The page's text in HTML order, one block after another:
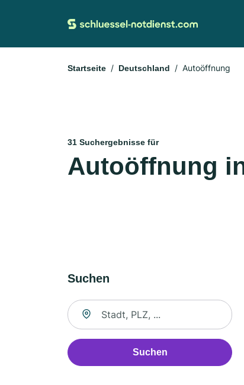
Startseite Deutschland Autoöffnung
31 Suchergebnisse für
Autoöffnung
Suchen
Suche nach Ort
Suchen